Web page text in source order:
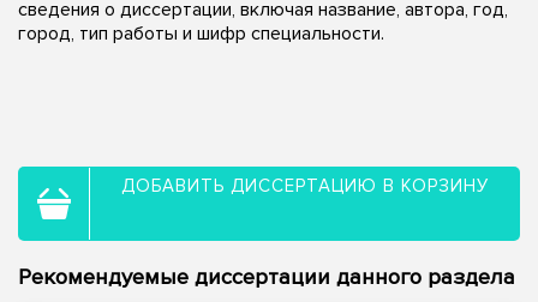
сведения о диссертации, включая название, автора, год,
город, тип работы и шифр специальности.
ДОБАВИТЬ ДИССЕРТАЦИЮ В КОРЗИНУ
Рекомендуемые диссертации данного раздела